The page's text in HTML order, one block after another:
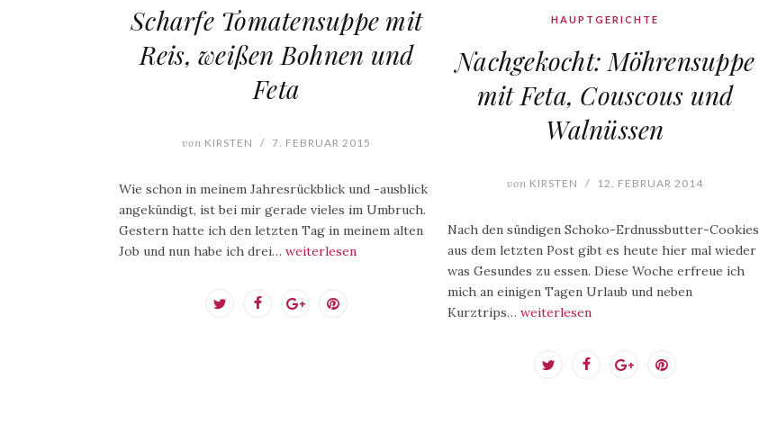
Scharfe Tomatensuppe mit
Reis, weißen Bohnen und
Feta
von KIRSTEN / 7. FEBRUAR 2015
Wie schon in meinem Jahresrückblick und -ausblick
angekündigt, ist bei mir gerade vieles im Umbruch.
Gestern hatte ich den letzten Tag in meinem alten
Job und nun habe ich drei… weiterlesen
HAUPTGERICHTE
Nachgekocht: Möhrensuppe
mit Feta, Couscous und
Walnüssen
von KIRSTEN / 12. FEBRUAR 2014
Nach den sündigen Schoko-Erdnussbutter-Cookies
aus dem letzten Post gibt es heute hier mal wieder
was Gesundes zu essen. Diese Woche erfreue ich
mich an einigen Tagen Urlaub und neben
Kurztrips… weiterlesen